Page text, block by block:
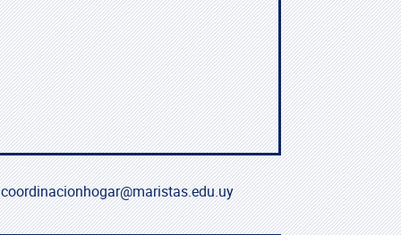
coordinacionhogar@maristas.edu.uy